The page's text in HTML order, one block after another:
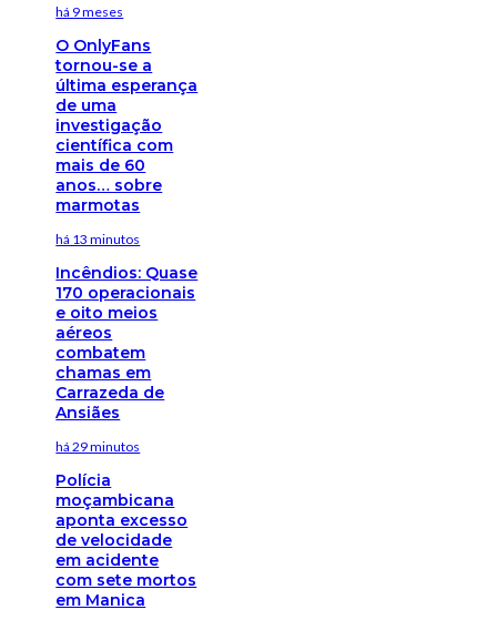
há 9 meses
O OnlyFans
tornou-se a
última esperança
de uma
investigação
científica com
mais de 60
anos… sobre
marmotas
há 13 minutos
Incêndios: Quase
170 operacionais
e oito meios
aéreos
combatem
chamas em
Carrazeda de
Ansiães
há 29 minutos
Polícia
moçambicana
aponta excesso
de velocidade
em acidente
com sete mortos
em Manica